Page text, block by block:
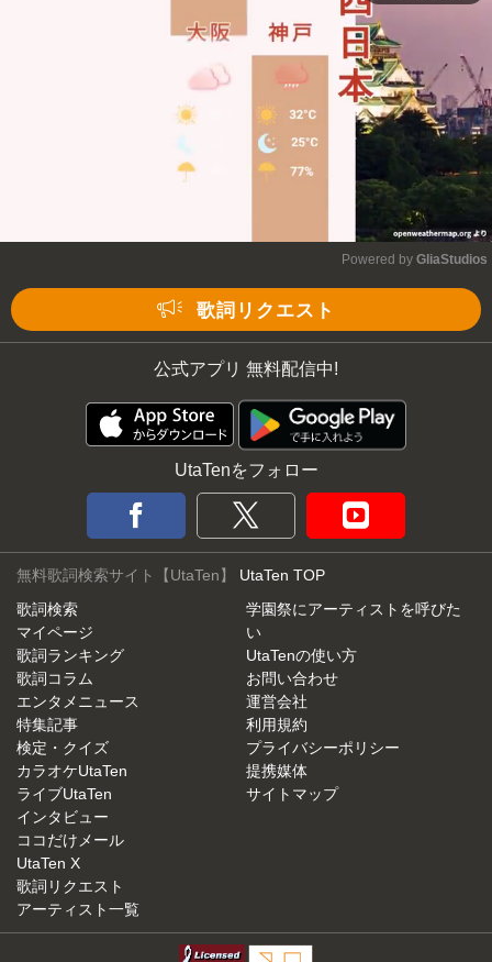
Powered by GliaStudios
歌詞リクエスト
公式アプリ 無料配信中!
UtaTenをフォロー
無料歌詞検索サイト【UtaTen】 UtaTen TOP
歌詞検索
マイページ
歌詞ランキング
歌詞コラム
エンタメニュース
特集記事
検定・クイズ
カラオケUtaTen
ライブUtaTen
インタビュー
ココだけメール
UtaTen X
歌詞リクエスト
アーティスト一覧
学園祭にアーティストを呼びた
い
UtaTenの使い方
お問い合わせ
運営会社
利用規約
プライバシーポリシー
提携媒体
サイトマップ